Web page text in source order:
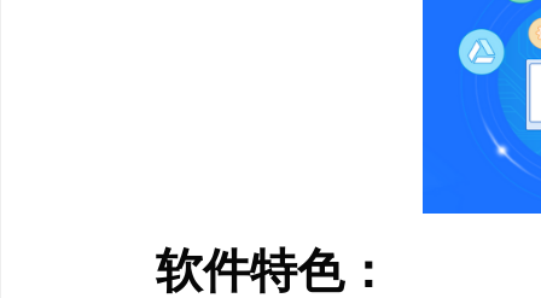
软件特色：